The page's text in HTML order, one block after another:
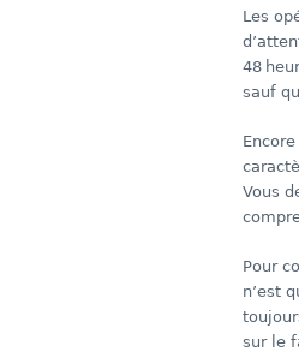
Les
48
sauf
Vous
Pour
n’est
sur le